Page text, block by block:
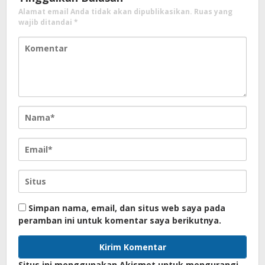
Alamat email Anda tidak akan dipublikasikan. Ruas yang
wajib ditandai *
Simpan nama, email, dan situs web saya pada
peramban ini untuk komentar saya berikutnya.